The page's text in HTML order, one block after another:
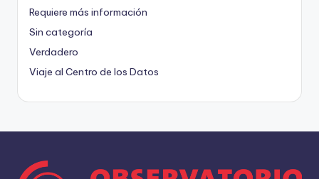
Requiere más información
Sin categoría
Verdadero
Viaje al Centro de los Datos